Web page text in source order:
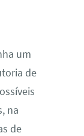
um
de
na
de